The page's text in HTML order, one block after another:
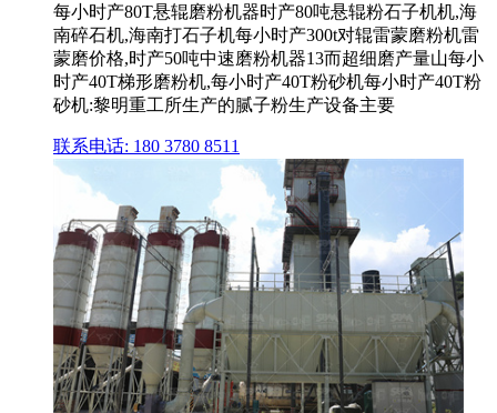
每小时产80T悬辊磨粉机器时产80吨悬辊粉石子机机,海
南碎石机,海南打石子机每小时产300t对辊雷蒙磨粉机雷
蒙磨价格,时产50吨中速磨粉机器13而超细磨产量山每小
时产40T梯形磨粉机,每小时产40T粉砂机每小时产40T粉
砂机:黎明重工所生产的腻子粉生产设备主要
联系电话: 180 3780 8511